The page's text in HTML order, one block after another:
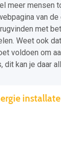
meer mensen
van
met
Weet ook
voldoen om
kan je daar